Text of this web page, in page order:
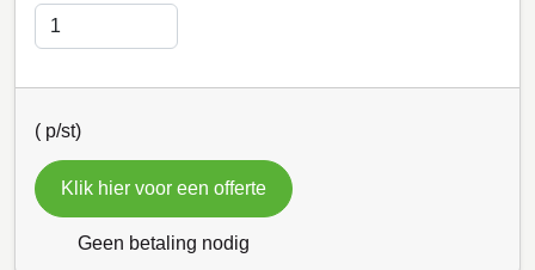
( p/st)
Klik hier voor een offerte
Geen betaling nodig